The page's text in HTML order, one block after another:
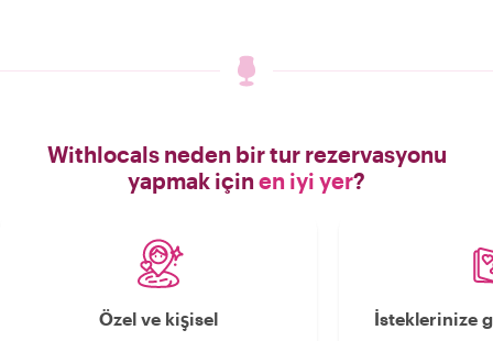
Withlocals neden bir tur rezervasyonu
yapmak için en iyi yer?
Özel ve kişisel İsteklerinize